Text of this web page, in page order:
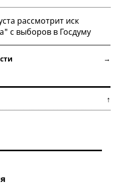
рассмотрит иск
с выборов в Госдуму
новости →
↑